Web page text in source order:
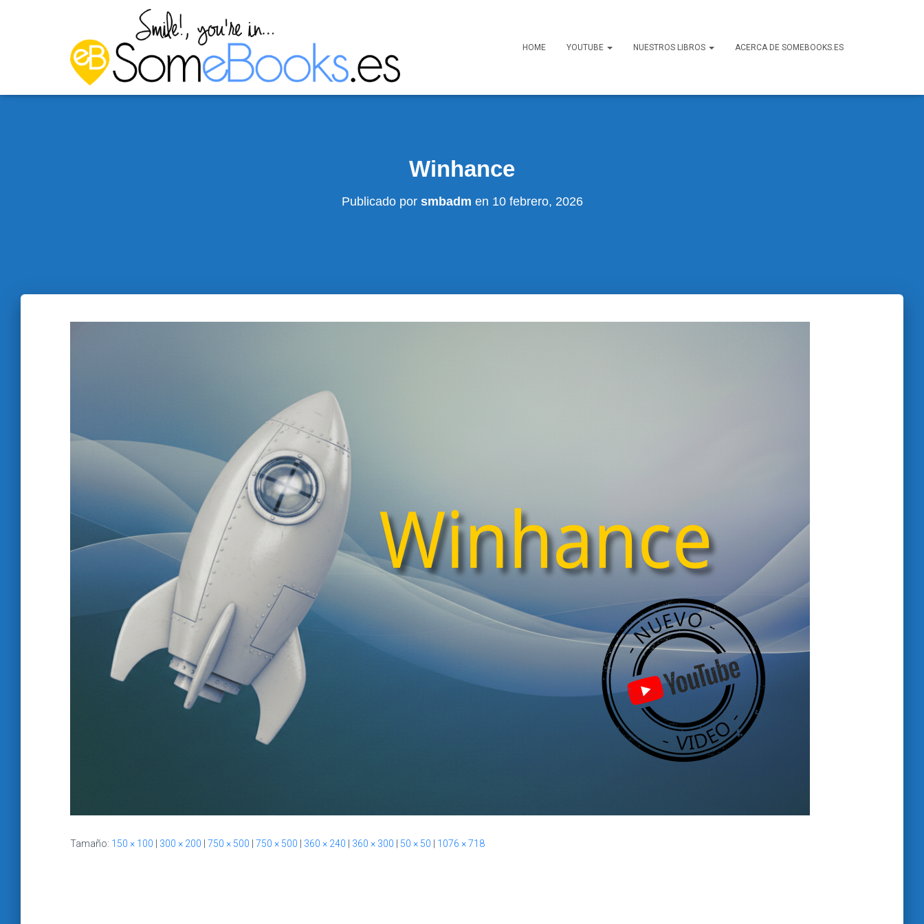
HOME YOUTUBE NUESTROS LIBROS ACERCA DE SOMEBOOKS.ES
Winhance
Publicado por smbadm en 10 febrero, 2026
Tamaño: 150 × 100 300 × 200 750 × 500 750 × 500 360 × 240 360 × 300 50 × 50 1076 × 718